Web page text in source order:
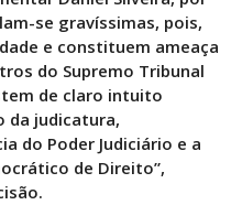
se gravíssimas, pois,
e constituem ameaça
do Supremo Tribunal
de claro intuito
da judicatura,
do Poder Judiciário e a
de Direito”,